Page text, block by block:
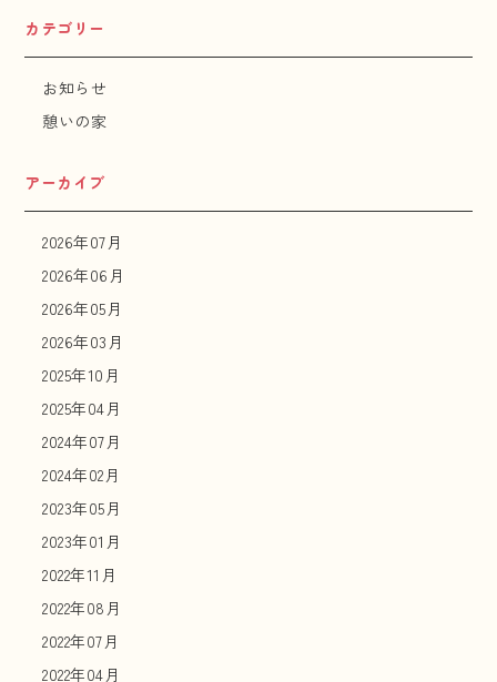
カテゴリー
お知らせ
憩いの家
アーカイブ
2026年07月
2026年06月
2026年05月
2026年03月
2025年10月
2025年04月
2024年07月
2024年02月
2023年05月
2023年01月
2022年11月
2022年08月
2022年07月
2022年04月